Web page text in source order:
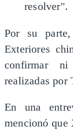
resolver".
Por su
Exteriores
confirmar ni
realizadas por
En una
mencionó que